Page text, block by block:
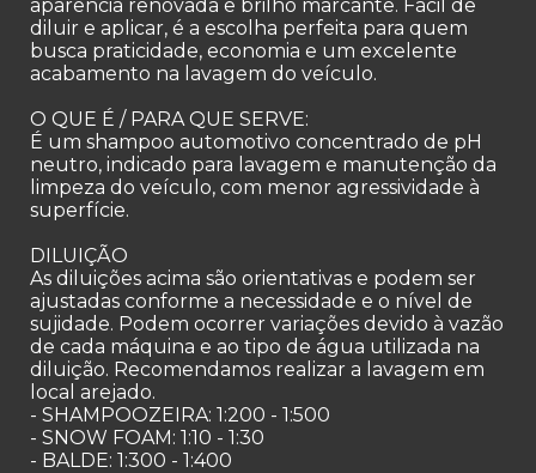
aparência renovada e brilho marcante. Fácil de
diluir e aplicar, é a escolha perfeita para quem
busca praticidade, economia e um excelente
acabamento na lavagem do veículo.
O QUE É / PARA QUE SERVE:
É um shampoo automotivo concentrado de pH
neutro, indicado para lavagem e manutenção da
limpeza do veículo, com menor agressividade à
superfície.
DILUIÇÃO
As diluições acima são orientativas e podem ser
ajustadas conforme a necessidade e o nível de
sujidade. Podem ocorrer variações devido à vazão
de cada máquina e ao tipo de água utilizada na
diluição. Recomendamos realizar a lavagem em
local arejado.
- SHAMPOOZEIRA: 1:200 - 1:500
- SNOW FOAM: 1:10 - 1:30
- BALDE: 1:300 - 1:400